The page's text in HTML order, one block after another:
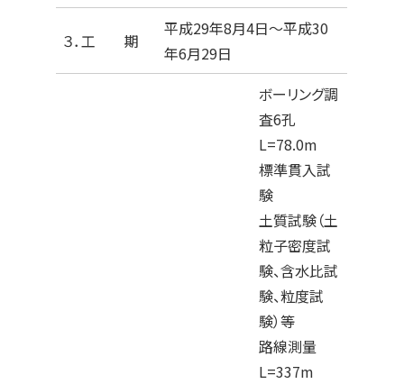
３．工 期
平成29年8月4日～平成30
年6月29日
ボーリング調
査6孔
L=78.0m
標準貫入試
験
土質試験（土
粒子密度試
験、含水比試
験、粒度試
験）等
路線測量
L=337m